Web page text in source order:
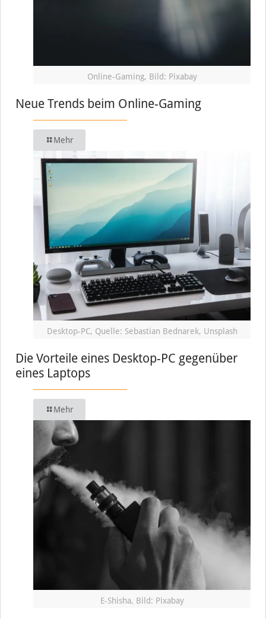
Online-Gaming, Bild: Pixabay
Neue Trends beim Online-Gaming
Mehr
Desktop-PC, Quelle: Sebastian Bednarek, Unsplash
Die Vorteile eines Desktop-PC gegenüber
eines Laptops
Mehr
E-Shisha, Bild: Pixabay